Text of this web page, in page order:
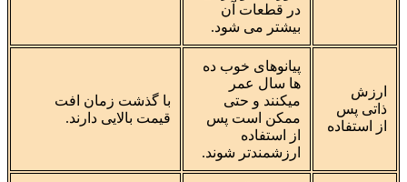
در قطعات آن
بیشتر می شود.
ارزش
ذاتی پس
از استفاده
پیانوهای خوب ده
ها سال عمر
میکنند و حتی
ممکن است پس
از استفاده
ارزشمندتر شوند.
با گذشت زمان افت
قیمت بالایی دارند.